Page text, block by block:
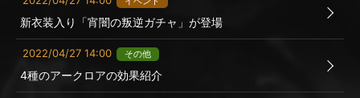
新衣装入り「宵闇の叛逆ガチャ」が登場
2022/04/27 14:00 その他
4種のアークロアの効果紹介